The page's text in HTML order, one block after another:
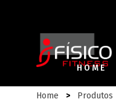
HOME
Home Produtos